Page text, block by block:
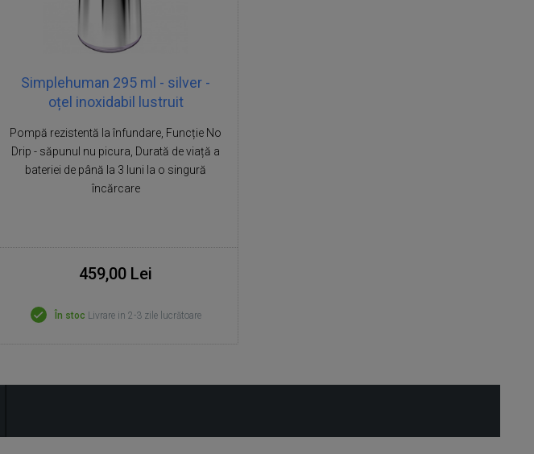
Simplehuman 295 ml - silver -
oțel inoxidabil lustruit
Pompă rezistentă la înfundare, Funcție No
Drip - săpunul nu picura, Durată de viață a
bateriei de până la 3 luni la o singură
încărcare
459,00 Lei
În stoc Livrare in 2-3 zile lucrătoare